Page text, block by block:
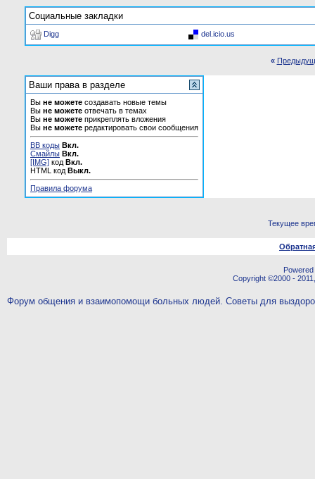
Социальные закладки
Digg del.icio.us
«
Ваши права в разделе
Вы не можете создавать новые темы
Вы не можете отвечать в темах
Вы не можете прикреплять вложения
Вы не можете редактировать свои сообщения
BB коды Вкл.
Смайлы Вкл.
[IMG] код Вкл.
HTML код Выкл.
Правила форума
Текущее
Copyright ©2000 -
Форум общения и взаимопомощи больных людей. Советы для